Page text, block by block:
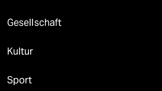
Gesellschaft
Kultur
Sport